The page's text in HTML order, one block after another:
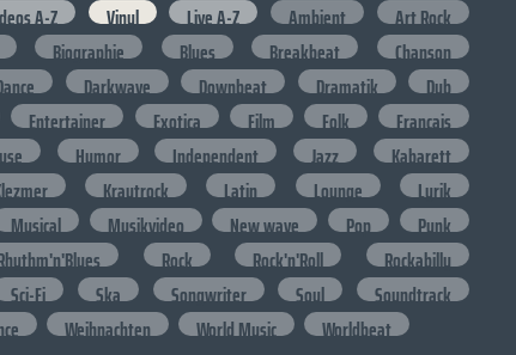
A-Z Vinyl Live A-Z Ambient
Art Rock
Biographie Blues Breakbeat
Chanson
Darkwave Downbeat Dramatik
Dub
Entertainer Exotica Film Folk
Francais
Humor Independent Jazz
Kabarett
Krautrock Latin Lounge
Lyrik
Musical Musikvideo New wave Pop
Punk
Rock Rock'n'Roll
Rockabilly
Sci-Fi Ska Songwriter Soul
Soundtrack
Weihnachten World Music Worldbeat